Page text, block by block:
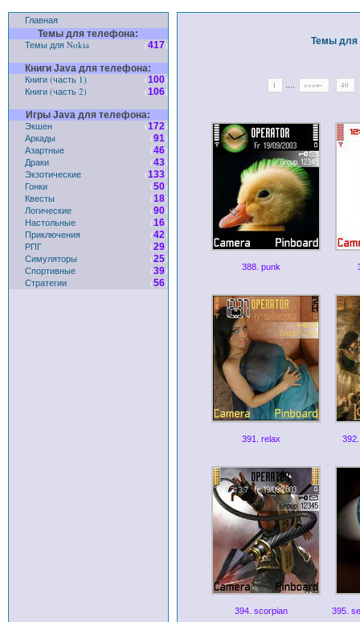
Главная
Темы для телефона:
Темы для Nokia (417)
Книги Java для телефона:
Книги (часть 1) (100)
Книги (часть 2)
(106)
Игры Java для телефона:
Экшен (172)
Аркады
(91)
Азартные
(46)
Драки
(43)
Экзотические
(133)
Гонки
(50)
Квесты
(18)
Логические
(90)
Настольные
(16)
Приключения
(42)
РПГ
(29)
Симуляторы
(25)
Спортивные
(39)
Стратегии
(56)
Темы для
1 .... «««← 40
388. punk
391. relax
394. scorpian 395.